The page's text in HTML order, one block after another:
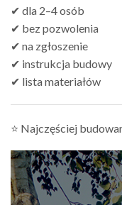
✔ dla 2–4 osób
✔ bez pozwolenia
✔ na zgłoszenie
✔ instrukcja budowy
✔ lista materiałów
⭐ Najczęściej